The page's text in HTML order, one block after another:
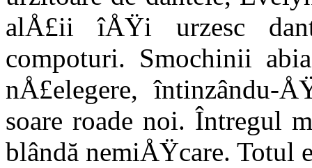
alÅ£ii îÅŸi urzesc
compoturi. Smochinii
nÅ£elegere, întinzându-
soare roade noi. Întregul
blândă nemiÅŸ­care. Totul